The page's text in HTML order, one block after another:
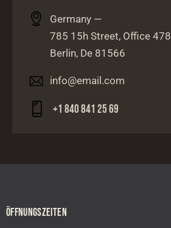
Germany —
785 15h Street, Office 478
Berlin, De 81566
info@email.com
+1 840 841 25 69
ÖFFNUNGSZEITEN